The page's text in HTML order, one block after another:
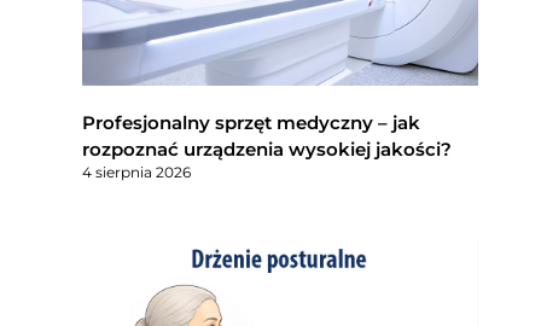
Profesjonalny sprzęt medyczny – jak
rozpoznać urządzenia wysokiej jakości?
4 sierpnia 2026